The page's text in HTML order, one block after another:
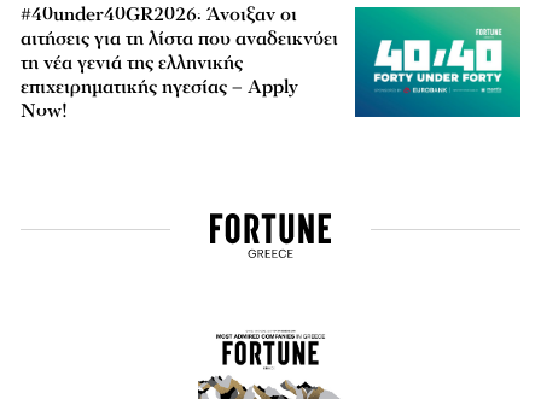
#40under40GR2026: Άνοιξαν οι
αιτήσεις για τη λίστα που αναδεικνύει
τη νέα γενιά της ελληνικής
επιχειρηματικής ηγεσίας – Apply
Now!